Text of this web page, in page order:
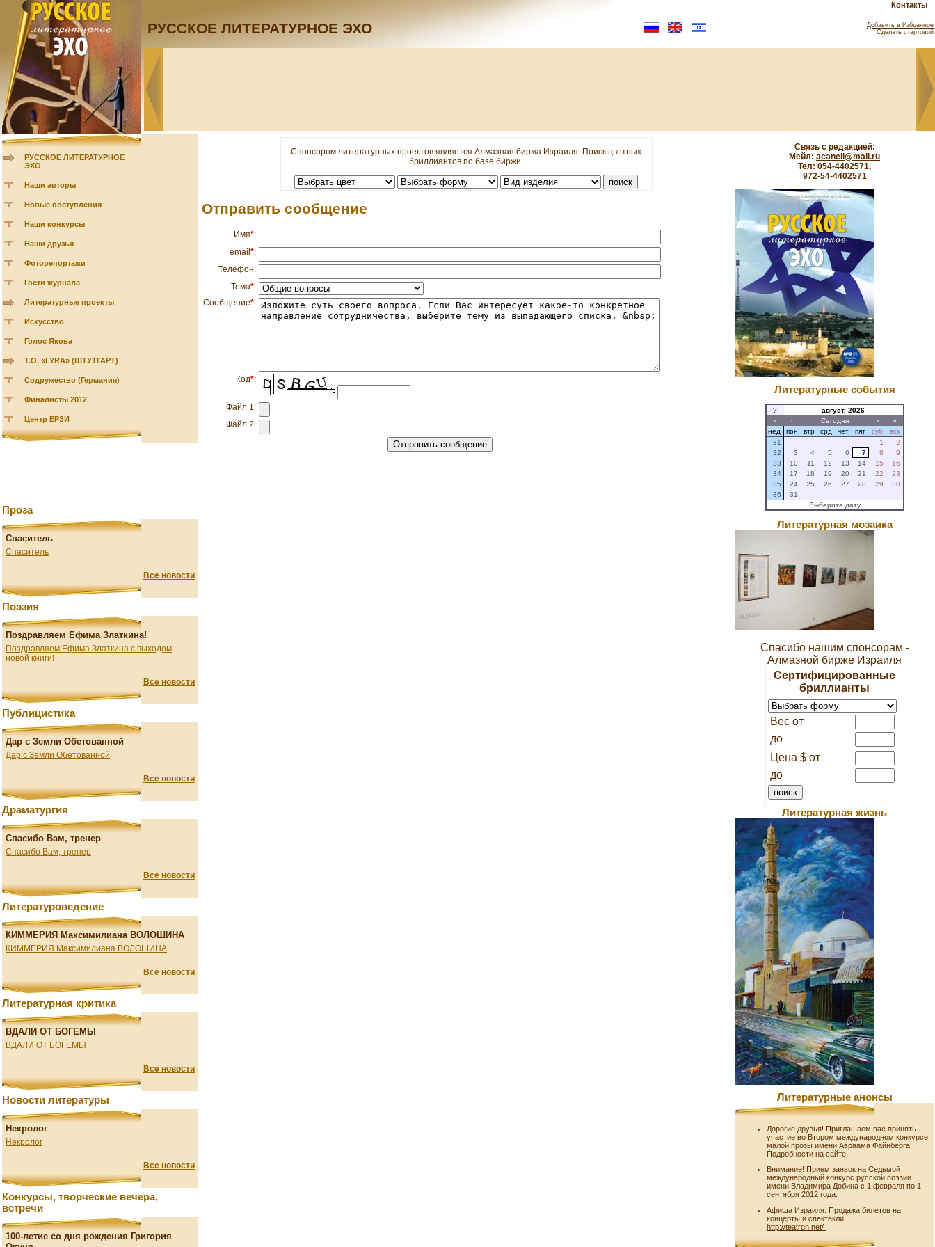
Контакты
РУССКОЕ ЛИТЕРАТУРНОЕ ЭХО
Добавить в Избранное
Сделать стартовой
РУССКОЕ ЛИТЕРАТУРНОЕ
ЭХО
Наши авторы
Новые поступления
Наши конкурсы
Наши друзья
Фоторепортажи
Гости журнала
Литературные проекты
Искусство
Голос Якова
Т.О. «LYRA» (ШТУТГАРТ)
Содружество (Германия)
Финалисты 2012
Центр ЕРЗИ
Проза
Спаситель
Спаситель
Все новости
Поэзия
Поздравляем Ефима Златкина!
Поздравляем Ефима Златкина с выходом
новой книги!
Все новости
Публицистика
Дар с Земли Обетованной
Дар с Земли Обетованной
Все новости
Драматургия
Спасибо Вам, тренер
Спасибо Вам, тренер
Все новости
Литературоведение
КИММЕРИЯ Максимилиана ВОЛОШИНА
КИММЕРИЯ Максимилиана ВОЛОШИНА
Все новости
Литературная критика
ВДАЛИ ОТ БОГЕМЫ
ВДАЛИ ОТ БОГЕМЫ
Все новости
Новости литературы
Некролог
Некролог
Все новости
Конкурсы, творческие вечера,
встречи
100-летие со дня рождения Григория
Спонсором литературных проектов является Алмазная биржа Израиля. Поиск цветных
бриллиантов по базе биржи.
Отправить сообщение
Имя*:
email*:
Телефон:
Тема*:
Сообщение*:
Код*:
Файл 1:
Файл 2:
Связь с редакцией:
Мейл: acaneli@mail.ru
Тел: 054-4402571,
972-54-4402571
Литературные события
?
август, 2026
«
‹ Сегодня ›
»
нед
пон втр срд чет пят суб
вск
31
1
2
32
3 4 5 6 7 8
9
33
10 11 12 13 14 15
16
34
17 18 19 20 21 22
23
35
24 25 26 27 28 29
30
36
31
Выберите дату
Литературная мозаика
Спасибо нашим спонсорам -
Алмазной бирже Израиля
Сертифицированные
бриллианты
Вес от
до
Цена $ от
до
Литературная жизнь
Литературные анонсы
Дорогие друзья! Приглашаем вас принять
участие во Втором международном конкурсе
малой прозы имени Авраама Файнберга.
Подробности на сайте.
Внимание! Прием заявок на Седьмой
международный конкурс русской поэзии
имени Владимира Добина с 1 февраля по 1
сентября 2012 года.
Афиша Израиля. Продажа билетов на
концерты и спектакли
http://teatron.net/